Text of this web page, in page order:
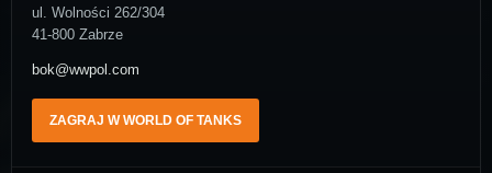
ul. Wolności 262/304
41-800 Zabrze
bok@wwpol.com
ZAGRAJ W WORLD OF TANKS